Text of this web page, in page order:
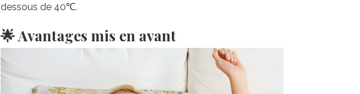
dessous de 40℃.
🌟 Avantages mis en avant